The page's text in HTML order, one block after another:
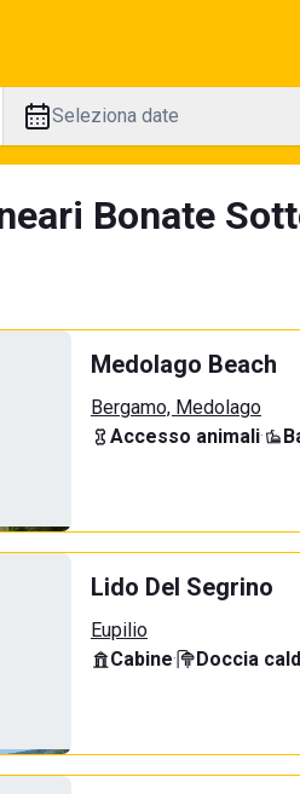
Seleziona date
Bonate
Medolago Beach
Bergamo, Medolago
Accesso animali·
Lido Del Segrino
Eupilio
Cabine· Doccia